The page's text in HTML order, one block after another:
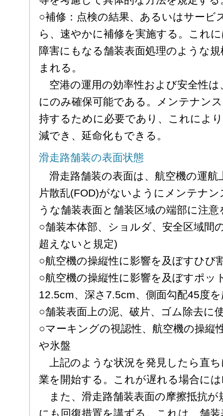
○補修：点検の結果、あるいはサービ
ら、速やかに補修を実施する。これ
障害にもなる舗装表面処理のような
まれる。
空港の運用の効率性および安全性は
にのみ確保可能である。メンテナン
持するために必要であり、これによ
減でき、延命化もできる。
滑走路舗装の表面状態
滑走路舗装の表面は、航空機の運航
片散乱(FOD)がないようにメンテナ
うな舗装表面と舗装区域の端部に注意
○舗装本体部、ショルダ、安全区域間
超えないと規定)
○航空機の操縦性に影響を及ぼすひび
○航空機の操縦性に影響を及ぼすポッ
12.5cm、深さ7.5cm、側面勾配45度
○舗装表面上の泥、破片、ゴム除去に
○マーキングの視認性、航空機の操縦
や氷盤
上記のような状況を発見したら直
業を開始する。これが遅れる場合に
また、滑走路舗装表面の摩擦抵抗が
にも回復措置を講ずる。これは、舗